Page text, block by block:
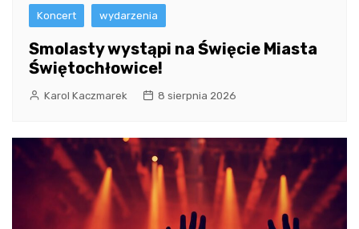
Koncert wydarzenia
Smolasty wystąpi na Święcie Miasta
Świętochłowice!
Karol Kaczmarek 8 sierpnia 2026